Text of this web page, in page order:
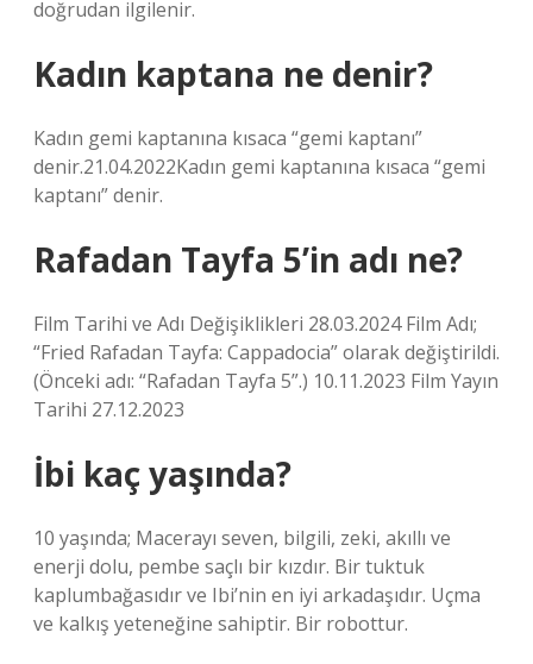
doğrudan ilgilenir.
Kadın kaptana ne denir?
Kadın gemi kaptanına kısaca “gemi kaptanı”
denir.21.04.2022Kadın gemi kaptanına kısaca “gemi
kaptanı” denir.
Rafadan Tayfa 5’in adı ne?
Film Tarihi ve Adı Değişiklikleri 28.03.2024 Film Adı;
“Fried Rafadan Tayfa: Cappadocia” olarak değiştirildi.
(Önceki adı: “Rafadan Tayfa 5”.) 10.11.2023 Film Yayın
Tarihi 27.12.2023
İbi kaç yaşında?
10 yaşında; Macerayı seven, bilgili, zeki, akıllı ve
enerji dolu, pembe saçlı bir kızdır. Bir tuktuk
kaplumbağasıdır ve Ibi’nin en iyi arkadaşıdır. Uçma
ve kalkış yeteneğine sahiptir. Bir robottur.